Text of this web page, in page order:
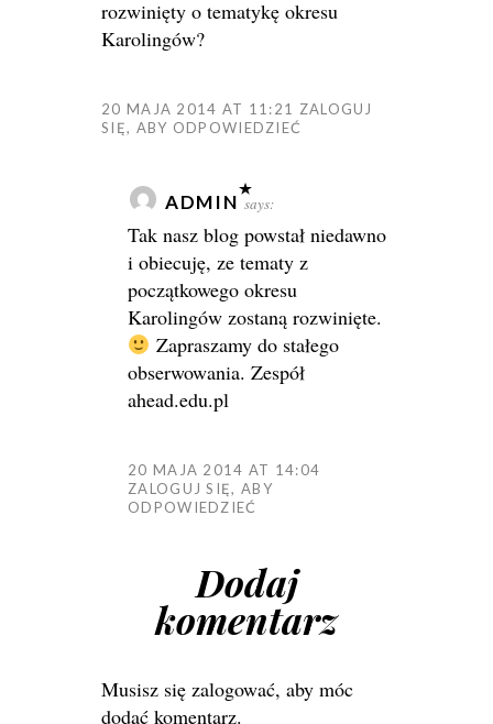
rozwinięty o tematykę okresu
Karolingów?
20 MAJA 2014 AT 11:21 ZALOGUJ
SIĘ, ABY ODPOWIEDZIEĆ
ADMIN says:
Tak nasz blog powstał niedawno
i obiecuję, ze tematy z
początkowego okresu
Karolingów zostaną rozwinięte.
Zapraszamy do stałego
obserwowania. Zespół
ahead.edu.pl
20 MAJA 2014 AT 14:04
ZALOGUJ SIĘ, ABY
ODPOWIEDZIEĆ
Dodaj
komentarz
Musisz się zalogować, aby móc
dodać komentarz.